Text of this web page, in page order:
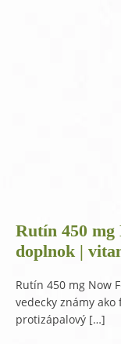
Rutín 450 mg
doplnok |
Rutín 450 mg Now
vedecky známy
protizápalový […]